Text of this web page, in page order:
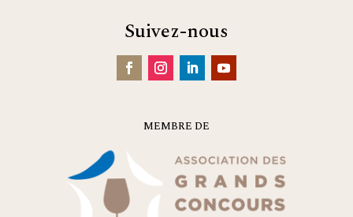
Suivez-nous
MEMBRE DE